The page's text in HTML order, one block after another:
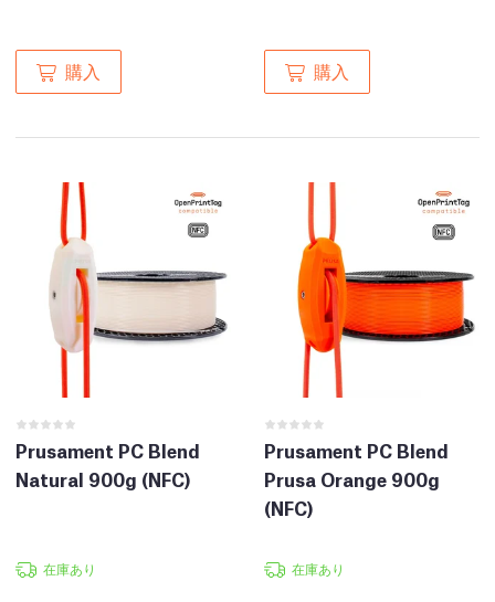
購入 購入
Prusament PC Blend
Natural 900g (NFC)
在庫あり
Prusament PC Blend
Prusa Orange 900g
(NFC)
在庫あり